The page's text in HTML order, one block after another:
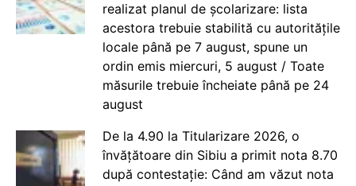
realizat planul de școlarizare: lista
acestora trebuie stabilită cu autoritățile
locale până pe 7 august, spune un
ordin emis miercuri, 5 august / Toate
măsurile trebuie încheiate până pe 24
august
De la 4.90 la Titularizare 2026, o
învățătoare din Sibiu a primit nota 8.70
după contestație: Când am văzut nota